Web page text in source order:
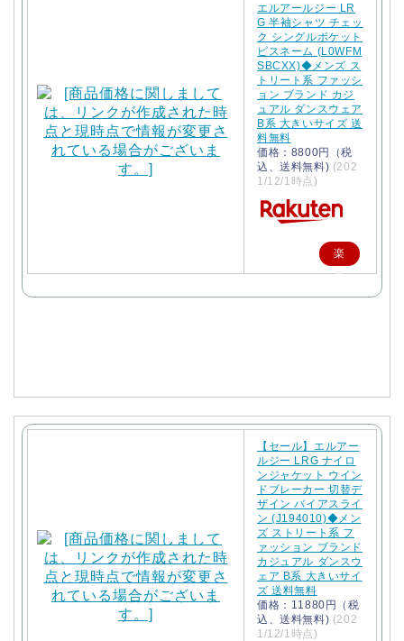
エルアールジー LR
G 半袖シャツ チェッ
ク シングルポケット
ピスネーム (L0WFM
SBCXX)◆メンズ ス
トリート系 ファッシ
ョン ブランド カジ
ュアル ダンスウェア
B系 大きいサイズ 送
料無料
価格：8800円（税
込、送料無料) (202
1/12/1時点)
楽
天
【セール】エルアー
ルジー LRG ナイロ
ンジャケット ウイン
ドブレーカー 切替デ
ザイン バイアスライ
ン (J194010)◆メン
ズ ストリート系 フ
ァッション ブランド
カジュアル ダンスウ
ェア B系 大きいサイ
ズ 送料無料
価格：11880円（税
込、送料無料) (202
1/12/1時点)